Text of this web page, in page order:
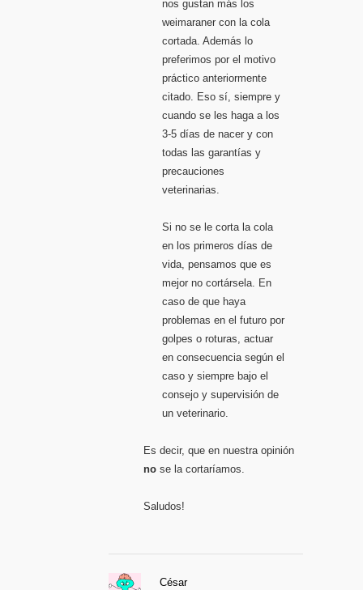
nos gustan más los
weimaraner con la cola
cortada. Además lo
preferimos por el motivo
práctico anteriormente
citado. Eso sí, siempre y
cuando se les haga a los
3-5 días de nacer y con
todas las garantías y
precauciones
veterinarias.
Si no se le corta la cola
en los primeros días de
vida, pensamos que es
mejor no cortársela. En
caso de que haya
problemas en el futuro por
golpes o roturas, actuar
en consecuencia según el
caso y siempre bajo el
consejo y supervisión de
un veterinario.
Es decir, que en nuestra opinión
no se la cortaríamos.
Saludos!
César